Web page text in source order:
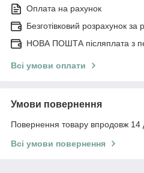
Оплата на рахунок
Безготівковий розрахунок за
НОВА ПОШТА післяплата з
Всі умови оплати
Умови повернення
Повернення товару впродовж 14
Всі умови повернення